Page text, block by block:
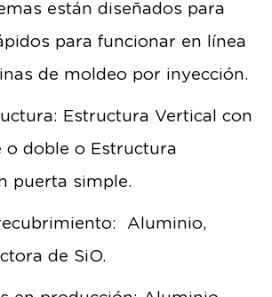
están diseñados para
para funcionar en línea
de moldeo por inyección.
Estructura Vertical con
o doble o Estructura
puerta simple.
Aluminio,
de SiO.